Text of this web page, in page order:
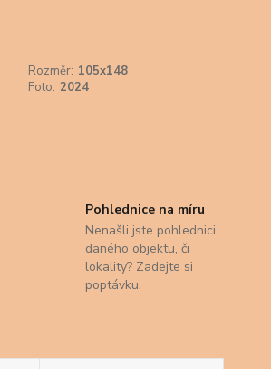
Rozměr: 105x148
Foto: 2024
Pohlednice na míru
Nenašli jste pohlednici
daného objektu, či
lokality? Zadejte si
poptávku.